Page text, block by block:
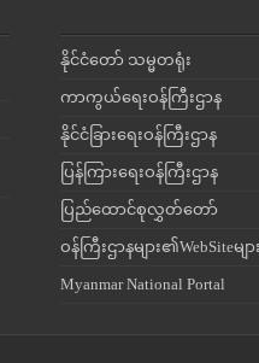
နိုင်ငံတော် သမ္မတရုံး
ကာကွယ်ရေးဝန်ကြီးဌာန
နိုင်ငံခြားရေးဝန်ကြီးဌာန
ပြန်ကြားရေးဝန်ကြီးဌာန
ပြည်ထောင်စုလွှတ်တော်
ဝန်ကြီးဌာနများ၏WebSiteများ
Myanmar National Portal